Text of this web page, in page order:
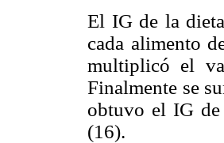
El IG de la
cada alimento
multiplicó el
Finalmente se
obtuvo el IG
(16).